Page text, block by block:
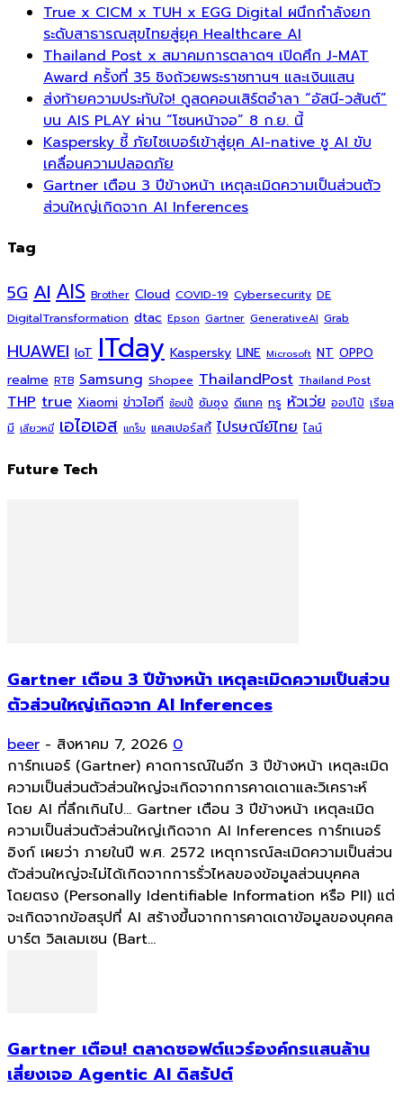
True x CICM x TUH x EGG Digital ผนึกกำลังยก
ระดับสาธารณสุขไทยสู่ยุค Healthcare AI
Thailand Post x สมาคมการตลาดฯ เปิดศึก J-MAT
Award ครั้งที่ 35 ชิงถ้วยพระราชทานฯ และเงินแสน
ส่งท้ายความประทับใจ! ดูสดคอนเสิร์ตอำลา “อัสนี-วสันต์”
บน AIS PLAY ผ่าน “โซนหน้าจอ” 8 ก.ย. นี้
Kaspersky ชี้ ภัยไซเบอร์เข้าสู่ยุค AI-native ชู AI ขับ
เคลื่อนความปลอดภัย
Gartner เตือน 3 ปีข้างหน้า เหตุละเมิดความเป็นส่วนตัว
ส่วนใหญ่เกิดจาก AI Inferences
Tag
5G AI AIS Brother Cloud COVID-19 Cybersecurity DE
DigitalTransformation dtac Epson Gartner GenerativeAI Grab
HUAWEI IoT ITday Kaspersky LINE Microsoft NT OPPO
realme RTB Samsung Shopee ThailandPost Thailand Post
THP true Xiaomi ข่าวไอที ช้อปปี้ ซัมซุง ดีแทค ทรู หัวเว่ย ออปโป้ เรียล
มี เสียวหมี่ เอไอเอส แกร็บ แคสเปอร์สกี้ ไปรษณีย์ไทย ไลน์
Future Tech
Gartner เตือน 3 ปีข้างหน้า เหตุละเมิดความเป็นส่วน
ตัวส่วนใหญ่เกิดจาก AI Inferences
beer - สิงหาคม 7, 2026 0
การ์ทเนอร์ (Gartner) คาดการณ์ในอีก 3 ปีข้างหน้า เหตุละเมิด
ความเป็นส่วนตัวส่วนใหญ่จะเกิดจากการคาดเดาและวิเคราะห์
โดย AI ที่ลึกเกินไป... Gartner เตือน 3 ปีข้างหน้า เหตุละเมิด
ความเป็นส่วนตัวส่วนใหญ่เกิดจาก AI Inferences การ์ทเนอร์
อิงก์ เผยว่า ภายในปี พ.ศ. 2572 เหตุการณ์ละเมิดความเป็นส่วน
ตัวส่วนใหญ่จะไม่ได้เกิดจากการรั่วไหลของข้อมูลส่วนบุคคล
โดยตรง (Personally Identifiable Information หรือ PII) แต่
จะเกิดจากข้อสรุปที่ AI สร้างขึ้นจากการคาดเดาข้อมูลของบุคคล
บาร์ต วิลเลมเซน (Bart...
Gartner เตือน! ตลาดซอฟต์แวร์องค์กรแสนล้าน
เสี่ยงเจอ Agentic AI ดิสรัปต์